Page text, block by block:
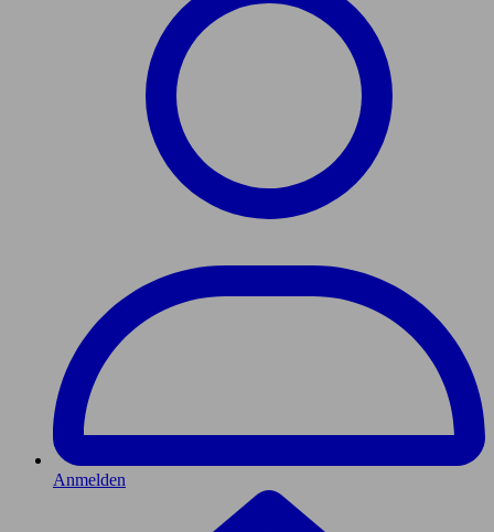
Anmelden